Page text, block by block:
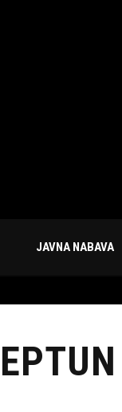
JAVNA NABAVA